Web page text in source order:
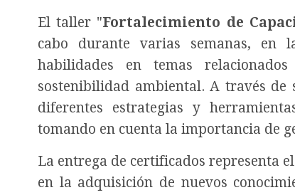
El taller "Fortalecimiento de
cabo durante varias semanas, en
habilidades en temas
sostenibilidad ambiental. A través de
diferentes estrategias y
tomando en cuenta la importancia de
La entrega de certificados representa
en la adquisición de nuevos